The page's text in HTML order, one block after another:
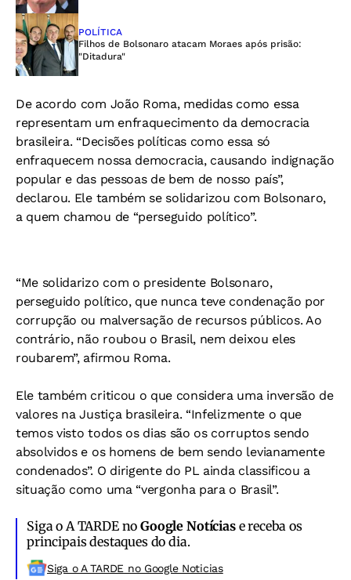
POLÍTICA
Filhos de Bolsonaro atacam Moraes após prisão:
"Ditadura"
De acordo com João Roma, medidas como essa
representam um enfraquecimento da democracia
brasileira. “Decisões políticas como essa só
enfraquecem nossa democracia, causando indignação
popular e das pessoas de bem de nosso país”,
declarou. Ele também se solidarizou com Bolsonaro,
a quem chamou de “perseguido político”.
“Me solidarizo com o presidente Bolsonaro,
perseguido político, que nunca teve condenação por
corrupção ou malversação de recursos públicos. Ao
contrário, não roubou o Brasil, nem deixou eles
roubarem”, afirmou Roma.
Ele também criticou o que considera uma inversão de
valores na Justiça brasileira. “Infelizmente o que
temos visto todos os dias são os corruptos sendo
absolvidos e os homens de bem sendo levianamente
condenados”. O dirigente do PL ainda classificou a
situação como uma “vergonha para o Brasil”.
Siga o A TARDE noGoogle Notíciase receba os
principais destaques do dia.
Siga o A TARDE no Google Noticias